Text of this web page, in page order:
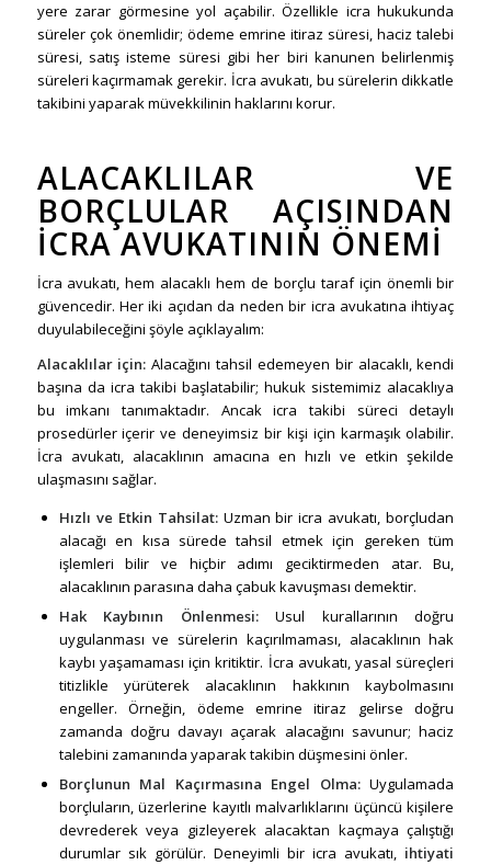
yere zarar görmesine yol açabilir. Özellikle icra hukukunda
süreler çok önemlidir; ödeme emrine itiraz süresi, haciz talebi
süresi, satış isteme süresi gibi her biri kanunen belirlenmiş
süreleri kaçırmamak gerekir. İcra avukatı, bu sürelerin dikkatle
takibini yaparak müvekkilinin haklarını korur.
ALACAKLILAR VE
BORÇLULAR AÇISINDAN
İCRA AVUKATININ ÖNEMI
İcra avukatı, hem alacaklı hem de borçlu taraf için önemli bir
güvencedir. Her iki açıdan da neden bir icra avukatına ihtiyaç
duyulabileceğini şöyle açıklayalım:
Alacaklılar için: Alacağını tahsil edemeyen bir alacaklı, kendi
başına da icra takibi başlatabilir; hukuk sistemimiz alacaklıya
bu imkanı tanımaktadır. Ancak icra takibi süreci detaylı
prosedürler içerir ve deneyimsiz bir kişi için karmaşık olabilir.
İcra avukatı, alacaklının amacına en hızlı ve etkin şekilde
ulaşmasını sağlar.
Hızlı ve Etkin Tahsilat:Uzman bir icra avukatı, borçludan
alacağı en kısa sürede tahsil etmek için gereken tüm
işlemleri bilir ve hiçbir adımı geciktirmeden atar. Bu,
alacaklının parasına daha çabuk kavuşması demektir.
Hak Kaybının Önlenmesi:Usul kurallarının doğru
uygulanması ve sürelerin kaçırılmaması, alacaklının hak
kaybı yaşamaması için kritiktir. İcra avukatı, yasal süreçleri
titizlikle yürüterek alacaklının hakkının kaybolmasını
engeller. Örneğin, ödeme emrine itiraz gelirse doğru
zamanda doğru davayı açarak alacağını savunur; haciz
talebini zamanında yaparak takibin düşmesini önler.
Borçlunun Mal Kaçırmasına Engel Olma:Uygulamada
borçluların, üzerlerine kayıtlı malvarlıklarını üçüncü kişilere
devrederek veya gizleyerek alacaktan kaçmaya çalıştığı
durumlar sık görülür. Deneyimli bir icra avukatı, ihtiyati